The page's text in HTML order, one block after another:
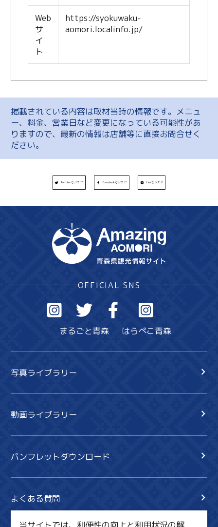
Web
サ
イ
ト
https://syokuwaku-
aomori.localinfo.jp/
掲載されている内容は取材当時の情報です。メニュ
ー、料金、営業日など変更になっている可能性があ
りますので、最新の情報は店舗等に直接お問合せく
ださい。
Twitterでシェア Facebookでシェア Lineでシェア
OFFICIAL SNS
まるごと青森 はらぺこ青森
写真ライブラリー
動画ライブラリー
パンフレットダウンロード
よくある質問
当サイトでは、利便性の向上と利用状況の解